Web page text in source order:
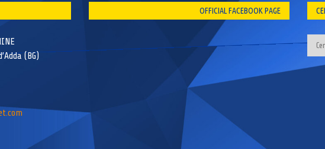
(BG)
OFFICIAL FACEBOOK PAGE